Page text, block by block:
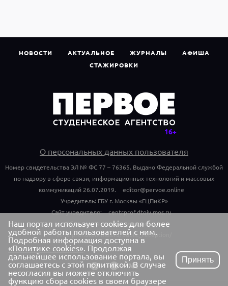
НОВОСТИ АКТУАЛЬНОЕ ЖУРНАЛЫ
АФИША
СТАЖИРОВКИ
О персональных данных пользователя
Номер свидетельства ЭЛ № ФС 77 – 76365. Выдано Федеральной службой
по надзору в сфере связи, информационных технологий и массовых
коммуникаций 26.07.2019.
editor@pervoe.online
Учредитель: ГБУ г. Москвы «ГЦПиКР»
Сайт учредителя:
centrprof.dtoiv.mos.ru
Обращения граждан учредителю:
centrprof.dtoiv.mos.ru/public_reception/
Наш портал использует cookies для более
удобной работы пользователей с ним.
Подробная информация доступна в
«Политике cookies». Продолжая
дальнейшее использование портала, вы
соглашаетесь с этой политикой. В случае
несогласия вы можете отключить
функцию сбора cookies в своем браузере
Принять